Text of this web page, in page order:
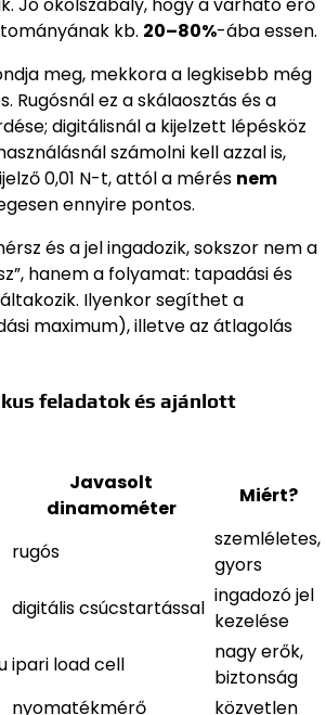
kb. 20–80%-ába essen.
meg, mekkora a legkisebb még
Rugósnál ez a skálaosztás és a
digitálisnál a kijelzett lépésköz
számolni kell azzal is,
0,01 N-t, attól a mérés nem
ennyire pontos.
és a jel ingadozik, sokszor nem a
hanem a folyamat: tapadási és
Ilyenkor segíthet a
maximum), illetve az átlagolás
feladatok és ajánlott
Javasolt
dinamométer
Miért?
rugós
szemléletes,
gyors
digitális csúcstartással
ingadozó jel
kezelése
ipari load cell
nagy erők,
biztonság
nyomatékmérő
közvetlen